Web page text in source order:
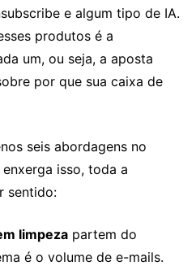
e algum tipo de IA.
produtos é a
um, ou seja, a aposta
por que sua caixa de
seis abordagens no
isso, toda a
sentido:
limpeza partem do
é o volume de e-mails.